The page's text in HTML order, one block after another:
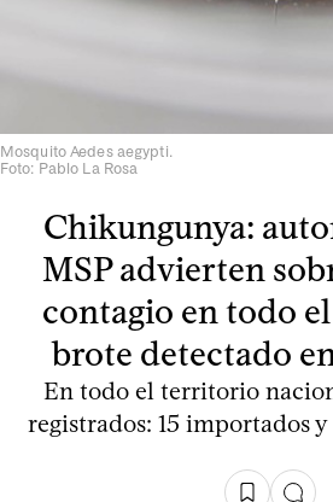
Mosquito Aedes aegypti.
Foto: Pablo La Rosa
Chikungunya:
MSP advierten
contagio en todo
brote detectado
En todo el territorio
registrados: 15 importados